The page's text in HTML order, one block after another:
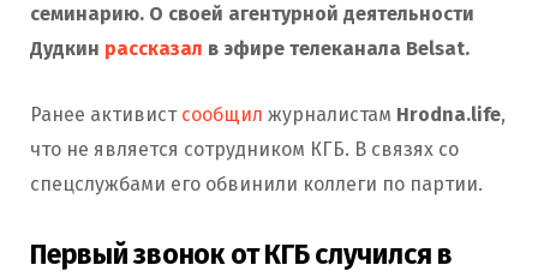
семинарию. О своей агентурной деятельности
Дудкин рассказал в эфире телеканала Belsat.
Ранее активист сообщил журналистам Hrodna.life,
что не является сотрудником КГБ. В связях со
спецслужбами его обвинили коллеги по партии.
Первый звонок от КГБ случился в